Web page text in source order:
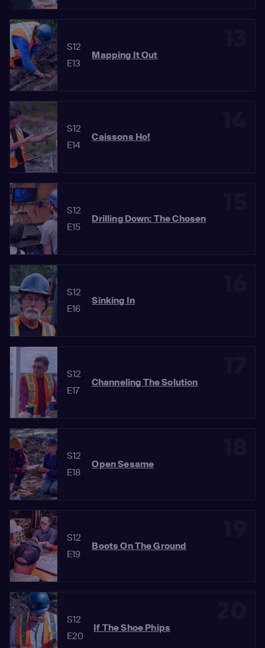
S12
E13
Mapping It Out
S12
E14
Caissons Ho!
S12
E15
Drilling Down: The Chosen
S12
E16
Sinking In
S12
E17
Channeling The Solution
S12
E18
Open Sesame
S12
E19
Boots On The Ground
S12
E20
If The Shoe Phips